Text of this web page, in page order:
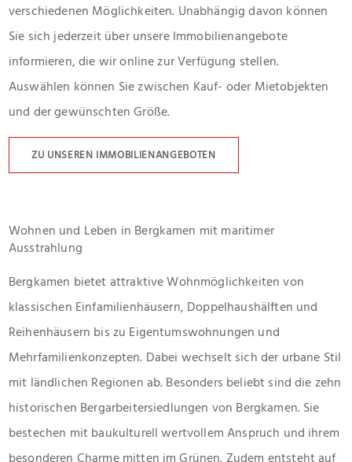
verschiedenen Möglichkeiten. Unabhängig davon können
Sie sich jederzeit über unsere Immobilienangebote
informieren, die wir online zur Verfügung stellen.
Auswählen können Sie zwischen Kauf- oder Mietobjekten
und der gewünschten Größe.
ZU UNSEREN IMMOBILIENANGEBOTEN
Wohnen und Leben in Bergkamen mit maritimer
Ausstrahlung
Bergkamen bietet attraktive Wohnmöglichkeiten von
klassischen Einfamilienhäusern, Doppelhaushälften und
Reihenhäusern bis zu Eigentumswohnungen und
Mehrfamilienkonzepten. Dabei wechselt sich der urbane Stil
mit ländlichen Regionen ab. Besonders beliebt sind die zehn
historischen Bergarbeitersiedlungen von Bergkamen. Sie
bestechen mit baukulturell wertvollem Anspruch und ihrem